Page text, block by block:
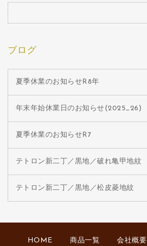
ブログ
夏季休業のお知らせR8年
年末年始休業日のお知らせ(2025_26)
夏季休業のお知らせR7
テトロン新二丁／黒地／破れ亀甲地紋
テトロン新二丁／黒地／松皮菱地紋
HOME 商品一覧 会社概要